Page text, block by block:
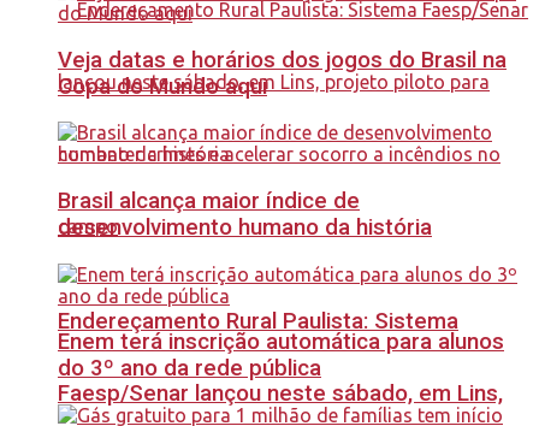
Endereçamento Rural Paulista: Sistema
Faesp/Senar lançou neste sábado, em Lins,
Veja datas e horários dos jogos do Brasil na
Copa do Mundo aqui
Brasil alcança maior índice de
desenvolvimento humano da história
Enem terá inscrição automática para alunos
do 3º ano da rede pública